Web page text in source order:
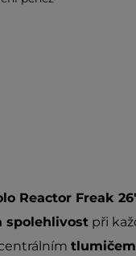
Reactor Freak
spolehlivost při
tlumičem